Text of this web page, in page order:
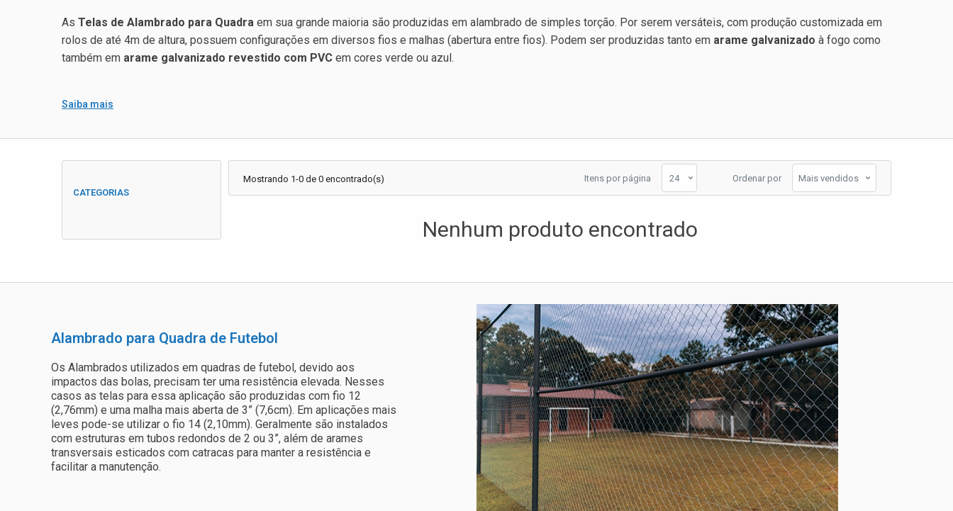
As Telas de Alambrado para Quadra em sua grande maioria são produzidas em alambrado de simples torção. Por serem versáteis, com produção customizada em
rolos de até 4m de altura, possuem configurações em diversos fios e malhas (abertura entre fios). Podem ser produzidas tanto em arame galvanizado à fogo como
também em arame galvanizado revestido com PVC em cores verde ou azul.
Saiba mais
CATEGORIAS
Mostrando 1-0 de 0 encontrado(s) Itens por página Ordenar por
Nenhum produto encontrado
Alambrado para Quadra de Futebol
Os Alambrados utilizados em quadras de futebol, devido aos
impactos das bolas, precisam ter uma resistência elevada. Nesses
casos as telas para essa aplicação são produzidas com fio 12
(2,76mm) e uma malha mais aberta de 3” (7,6cm). Em aplicações mais
leves pode-se utilizar o fio 14 (2,10mm). Geralmente são instalados
com estruturas em tubos redondos de 2 ou 3”, além de arames
transversais esticados com catracas para manter a resistência e
facilitar a manutenção.